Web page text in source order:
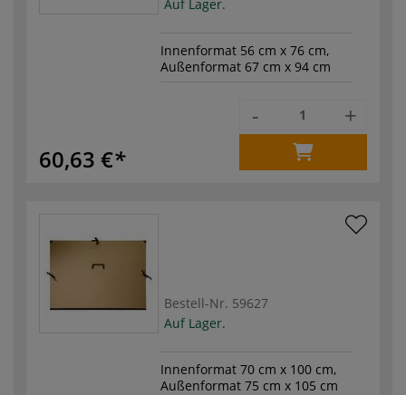
Auf Lager.
Innenformat 56 cm x 76 cm,
Außenformat 67 cm x 94 cm
60,63 €
- +
Bestell-Nr. 59627
Auf Lager.
Innenformat 70 cm x 100 cm,
Außenformat 75 cm x 105 cm